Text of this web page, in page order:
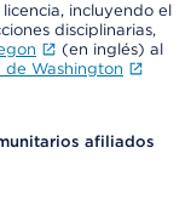
incluyendo el
disciplinarias,
(en inglés) al
Washington
afiliados